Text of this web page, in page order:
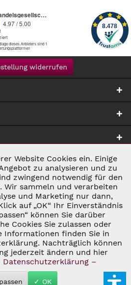
widerrufen
UMSATZSTEUER ZZGL.
NACHNAHMEGEBÜHREN, WENN NICHT
BESCHRIEBEN
- ALL RIGHTS RESERVED. THEME BY
THEMEWARE®
Aktiv
Inaktiv
Inaktiv
Inaktiv
Website Cookies ein. Einige
zu analysieren und zu
zwingend notwendig für den
Wir sammeln und verarbeiten
und Marketing nur dann,
auf „OK“ Ihr Einverständnis
können Sie darüber
Cookies Sie zulassen oder
Informationen finden Sie in
Nachträglich können
jederzeit ändern und hier
Datenschutzerklärung –
✓ OK